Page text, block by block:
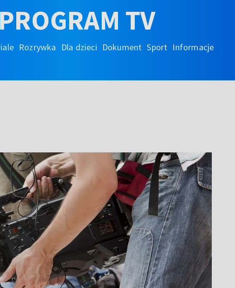
PROGRAM TV
Rozrywka Dla dzieci Dokument Sport Informacje